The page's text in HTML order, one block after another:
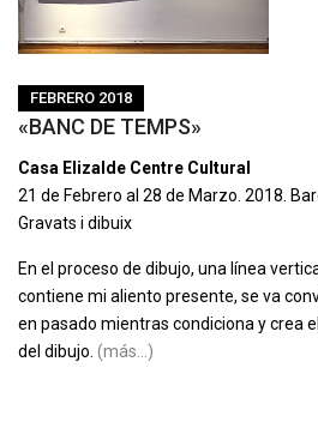
FEBRERO 2018
«BANC DE TEMPS»
Casa Elizalde Centre Cultural
21 de Febrero al 28 de Marzo. 2018.
Gravats i dibuix
En el proceso de dibujo, una línea
contiene mi aliento presente, se va
en pasado mientras condiciona y crea
del dibujo. (más…)